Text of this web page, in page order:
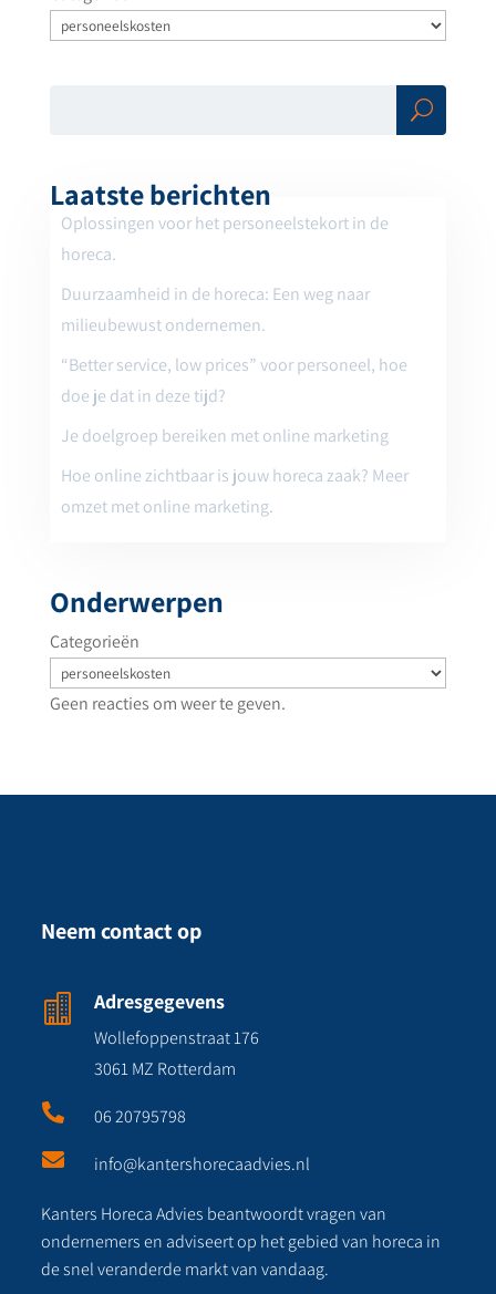
Zoe
ken
Laatste berichten
Oplossingen voor het personeelstekort in de
horeca.
Duurzaamheid in de horeca: Een weg naar
milieubewust ondernemen.
“Better service, low prices” voor personeel, hoe
doe je dat in deze tijd?
Je doelgroep bereiken met online marketing
Hoe online zichtbaar is jouw horeca zaak? Meer
omzet met online marketing.
Onderwerpen
Categorieën
Geen reacties om weer te geven.
Neem contact op
 Adresgegevens
Wollefoppenstraat 176
3061 MZ Rotterdam

06 20795798

info@kantershorecaadvies.nl
Kanters Horeca Advies beantwoordt vragen van
ondernemers en adviseert op het gebied van horeca in
de snel veranderde markt van vandaag.